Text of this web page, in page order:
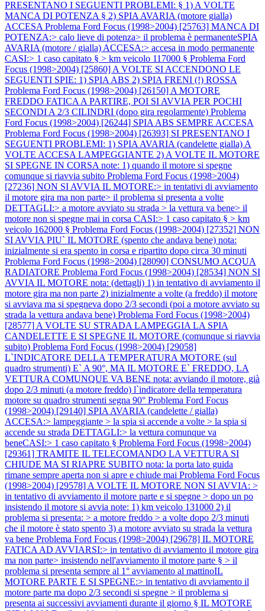
PRESENTANO I SEGUENTI PROBLEMI: § 1) A VOLTE
MANCA DI POTENZA § 2) SPIA AVARIA (motore gialla)
ACCESA Problema Ford Focus (1998>2004) [25763] MANCA DI
POTENZA:> calo lieve di potenza> il problema è permanenteSPIA
AVARIA (motore / gialla) ACCESA:> accesa in modo permanente
CASI:> 1 caso capitato § > km veicolo 117000 § Problema Ford
Focus (1998>2004) [25860] A VOLTE SI ACCENDONO LE
SEGUENTI SPIE: 1) SPIA ABS 2) SPIA FRENI (!) ROSSA
Problema Ford Focus (1998>2004) [26150] A MOTORE
FREDDO FATICA A PARTIRE, POI SI AVVIA PER POCHI
SECONDI A 2/3 CILINDRI (dopo gira regolarmente) Problema
Ford Focus (1998>2004) [26244] SPIA ABS SEMPRE ACCESA
Problema Ford Focus (1998>2004) [26393] SI PRESENTANO I
SEGUENTI PROBLEMI: 1) SPIA AVARIA (candelette gialla) A
VOLTE ACCESA LAMPEGGIANTE 2) A VOLTE IL MOTORE
SI SPEGNE IN CORSA note: 1) quando il motore si spegne
comunque si riavvia subito Problema Ford Focus (1998>2004)
[27236] NON SI AVVIA IL MOTORE:> in tentativi di avviamento
il motore gira ma non parte> il problema si presenta a volte
DETTAGLI:> a motore avviato su strada > la vettura va bene> il
motore non si spegne mai in corsa CASI:> 1 caso capitato § > km
veicolo 162000 § Problema Ford Focus (1998>2004) [27352] NON
SI AVVIA PIU` IL MOTORE (spento che andava bene) nota:
inizialmente si era spento in corsa e ripartito dopo circa 30 minuti
Problema Ford Focus (1998>2004) [28090] CONSUMO ACQUA
RADIATORE Problema Ford Focus (1998>2004) [28534] NON SI
AVVIA IL MOTORE nota: (dettagli) 1) in tentativo di avviamento il
motore gira ma non parte 2) inizialmente a volte (a freddo) il motore
si avviava ma si spegneva dopo 2/3 secondi (poi a motore avviato su
strada la vettura andava bene) Problema Ford Focus (1998>2004)
[28577] A VOLTE SU STRADA LAMPEGGIA LA SPIA
CANDELETTE E SI SPEGNE IL MOTORE (comunque si riavvia
subito) Problema Ford Focus (1998>2004) [29058]
L`INDICATORE DELLA TEMPERATURA MOTORE (sul
quadro strumenti) E` A 90°, MA IL MOTORE E` FREDDO, LA
VETTURA COMUNQUE VA BENE nota: avviando il motore, già
dopo 2/3 minuti (a motore freddo) l`indicatore della temperatura
motore su quadro strumenti segna 90° Problema Ford Focus
(1998>2004) [29140] SPIA AVARIA (candelette / gialla)
ACCESA:> lampeggiante > la spia si accende a volte > la spia si
accende su strada DETTAGLI:> la vettura comunque va
beneCASI:> 1 caso capitato § Problema Ford Focus (1998>2004)
[29361] TRAMITE IL TELECOMANDO LA VETTURA SI
CHIUDE MA SI RIAPRE SUBITO nota: la porta lato guida
rimane sempre aperta non si apre e chiude mai Problema Ford Focus
(1998>2004) [29578] A VOLTE IL MOTORE NON SI AVVIA: >
in tentativo di avviamento il motore parte e si spegne > dopo un po
insistendo il motore si avvia note: 1) km veicolo 131000 2) il
problema si presenta: > a motore freddo > a volte dopo 2/3 minuti
che il motore è stato spento 3) a motore avviato su strada la vettura
va bene Problema Ford Focus (1998>2004) [29678] IL MOTORE
FATICA AD AVVIARSI:> in tentativo di avviamento il motore gira
ma non parte> insistendo nell'avviamento il motore parte § > il
problema si presenta sempre al 1° avviamento al mattinoIL
MOTORE PARTE E SI SPEGNE:> in tentativo di avviamento il
motore parte ma dopo 2/3 secondi si spegne > il problema si
presenta ai successivi avviamenti durante il giorno § IL MOTORE